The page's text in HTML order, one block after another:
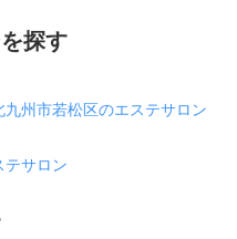
探す
九州市若松区のエステサロン
テサロン